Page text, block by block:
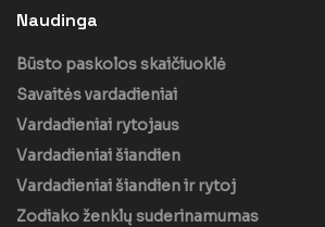
Naudinga
Būsto paskolos skaičiuoklė
Savaitės vardadieniai
Vardadieniai rytojaus
Vardadieniai šiandien
Vardadieniai šiandien ir rytoj
Zodiako ženklų suderinamumas